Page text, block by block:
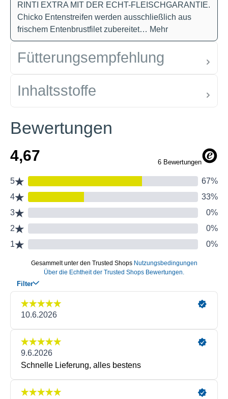
RINTI EXTRA MIT DER ECHT-FLEISCHGARANTIE.
Chicko Entenstreifen werden ausschließlich aus
frischem Entenbrustfilet zubereitet… Mehr
Fütterungsempfehlung
Inhaltsstoffe
Bewertungen